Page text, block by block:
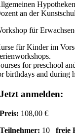
an der
für
für Kinder im
for preschool
birthdays and during
Jetzt anmelden:
Preis: 108,00 €
Teilnehmer: 10freie